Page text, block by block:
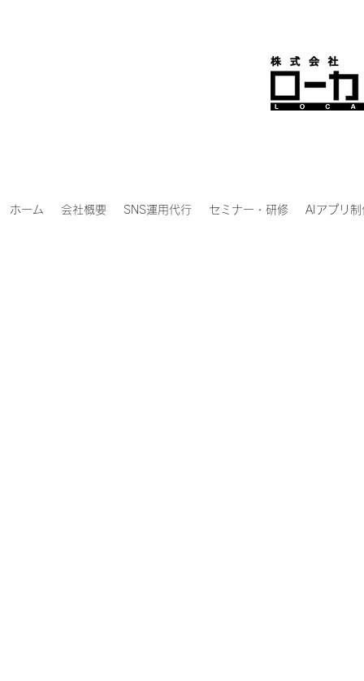
ホーム 会社概要 SNS運用代行 セミナー・研修 AIアプリ制